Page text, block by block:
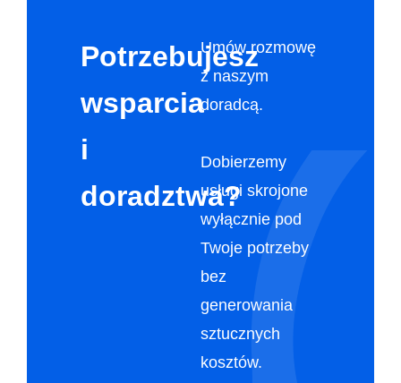
Potrzebujesz
wsparcia
i
doradztwa?
Umów rozmowę
z naszym
doradcą.
Dobierzemy
usługi skrojone
wyłącznie pod
Twoje potrzeby
bez
generowania
sztucznych
kosztów.